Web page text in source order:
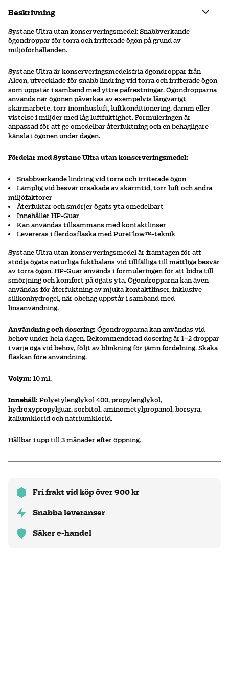
Beskrivning
Systane Ultra utan konserveringsmedel: Snabbverkande
ögondroppar för torra och irriterade ögon på grund av
miljöförhållanden.
Systane Ultra är konserveringsmedelsfria ögondroppar från
Alcon, utvecklade för snabb lindring vid torra och irriterade ögon
som uppstår i samband med yttre påfrestningar. Ögondropparna
används när ögonen påverkas av exempelvis långvarigt
skärmarbete, torr inomhusluft, luftkonditionering, damm eller
vistelse i miljöer med låg luftfuktighet. Formuleringen är
anpassad för att ge omedelbar återfuktning och en behagligare
känsla i ögonen under dagen.
Fördelar med Systane Ultra utan konserveringsmedel:
Snabbverkande lindring vid torra och irriterade ögon
Lämplig vid besvär orsakade av skärmtid, torr luft och andra
miljöfaktorer
Återfuktar och smörjer ögats yta omedelbart
Innehåller HP-Guar
Kan användas tillsammans med kontaktlinser
Levereras i flerdosflaska med PureFlow™-teknik
Systane Ultra utan konserveringsmedel är framtagen för att
stödja ögats naturliga fuktbalans vid tillfälliga till måttliga besvär
av torra ögon. HP-Guar används i formuleringen för att bidra till
smörjning och komfort på ögats yta. Ögondropparna kan även
användas för återfuktning av mjuka kontaktlinser, inklusive
silikonhydrogel, när obehag uppstår i samband med
linsanvändning.
Användning och dosering: Ögondropparna kan användas vid
behov under hela dagen. Rekommenderad dosering är 1–2 droppar
i varje öga vid behov, följt av blinkning för jämn fördelning. Skaka
flaskan före användning.
Volym: 10 ml.
Innehåll: Polyetylenglykol 400, propylenglykol,
hydroxypropylguar, sorbitol, aminometylpropanol, borsyra,
kaliumklorid och natriumklorid.
Hållbar i upp till 3 månader efter öppning.
Fri frakt vid köp över 900 kr
Snabba leveranser
Säker e-handel